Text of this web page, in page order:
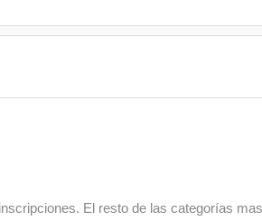
El resto de las categorías